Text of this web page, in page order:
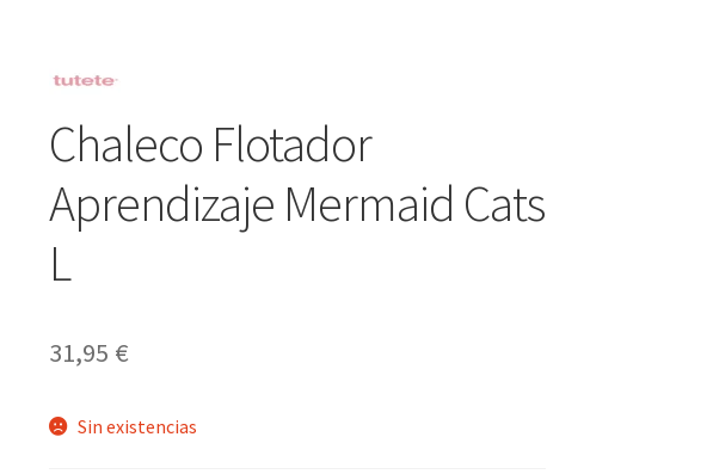
Chaleco Flotador
Aprendizaje Mermaid Cats
L
31,95 €
Sin existencias